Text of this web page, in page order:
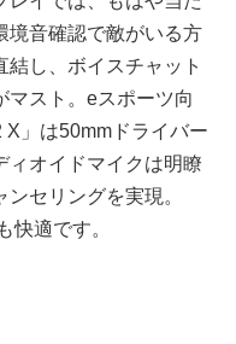
境音確認で敵がいる方
し、ボイスチャット
マスト。eスポーツ向
」は50mmドライバー
ィオイドマイクは明瞭
セリングを実現。
快適です。